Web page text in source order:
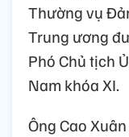
Thường vụ
Trung ương
Phó Chủ tịch
Nam khóa XI.
Ông Cao